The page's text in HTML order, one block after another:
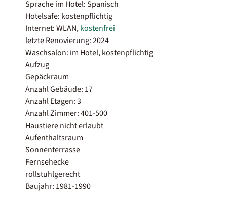
Sprache im Hotel: Spanisch
Hotelsafe: kostenpflichtig
Internet: WLAN,kostenfrei
letzte Renovierung: 2024
Waschsalon: im Hotel, kostenpflichtig
Aufzug
Gepäckraum
Anzahl Gebäude: 17
Anzahl Etagen: 3
Anzahl Zimmer: 401-500
Haustiere nicht erlaubt
Aufenthaltsraum
Sonnenterrasse
Fernsehecke
rollstuhlgerecht
Baujahr: 1981-1990